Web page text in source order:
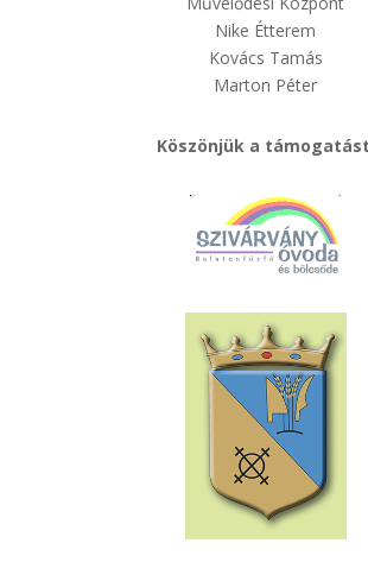
Nike Étterem
Kovács Tamás
Marton Péter
Köszönjük a